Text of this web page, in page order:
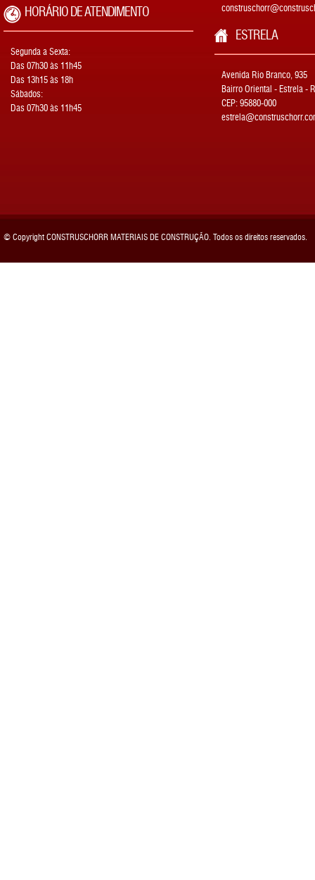
HORÁRIO DE ATENDIMENTO
Segunda a Sexta:
Das 07h30 às 11h45
Das 13h15 às 18h
Sábados:
Das 07h30 às 11h45
ESTRELA
Avenida Rio Branco, 935
Bairro Oriental - Estrela -
CEP: 95880-000
© Copyright CONSTRUSCHORR MATERIAIS DE CONSTRUÇÃO. Todos os direitos reservados.